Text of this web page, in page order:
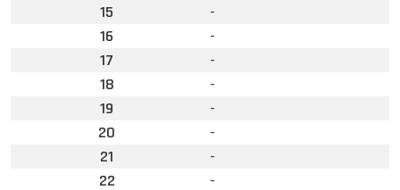
15
-
16
-
17
-
18
-
19
-
20
-
21
-
22
-